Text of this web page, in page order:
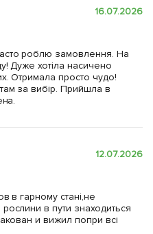
16.07.2026
роблю замовлення. На
Дуже хотіла насичено
Отримала просто чудо!
за вибір. Прийшла в
12.07.2026
в гарному стані,не
в пути знаходиться
и вижил попри всі